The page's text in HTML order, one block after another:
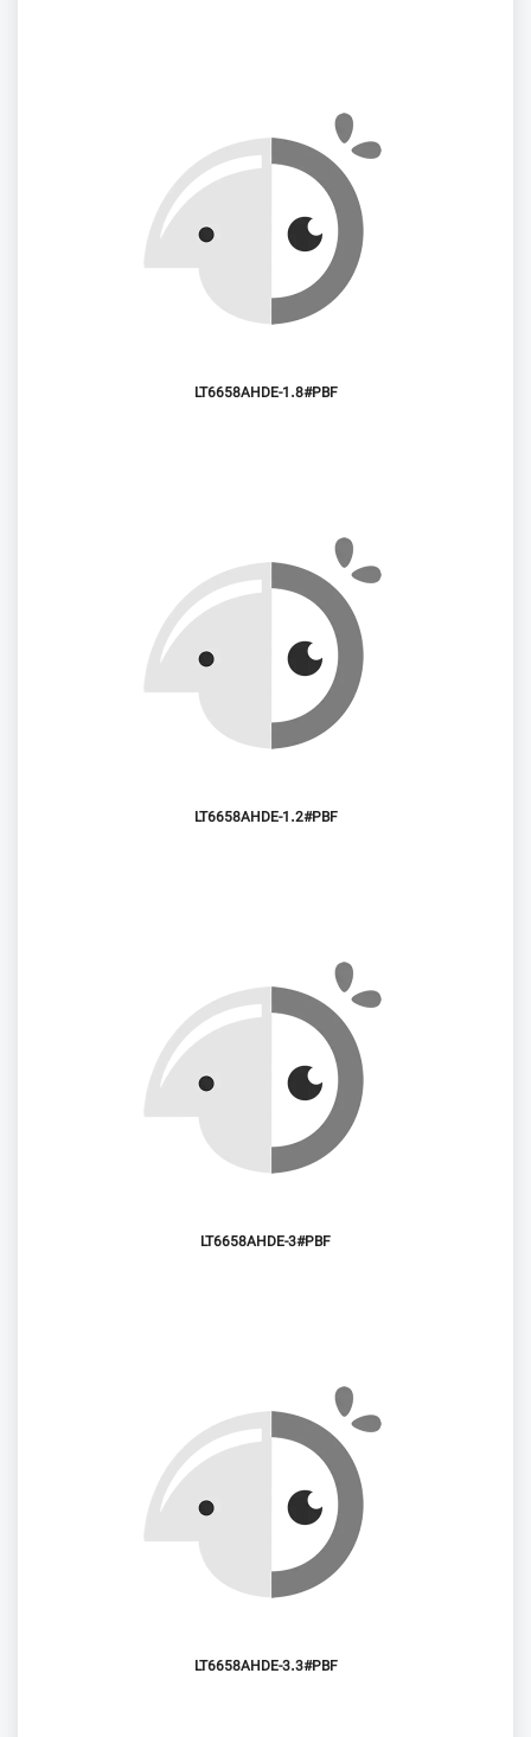
LT6658AHDE-1.8#PBF
LT6658AHDE-1.2#PBF
LT6658AHDE-3#PBF
LT6658AHDE-3.3#PBF